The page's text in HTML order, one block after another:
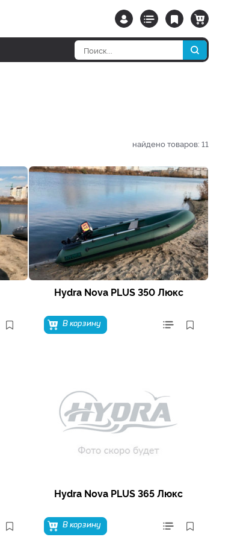
найдено товаров: 11
Hydra Nova PLUS 350 Люкс
В корзину
Hydra Nova PLUS 365 Люкс
В корзину